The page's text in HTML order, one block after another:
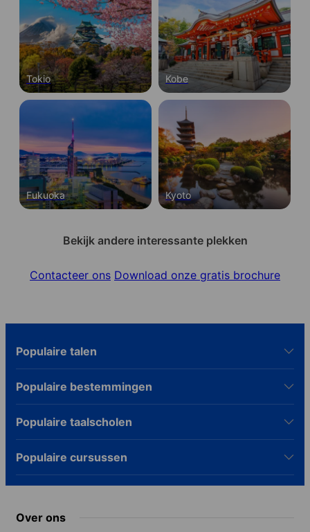
Tokio Kobe
Fukuoka Kyoto
Bekijk andere interessante plekken
Contacteer ons Download onze gratis brochure
Populaire talen
Populaire bestemmingen
Populaire taalscholen
Populaire cursussen
Over ons